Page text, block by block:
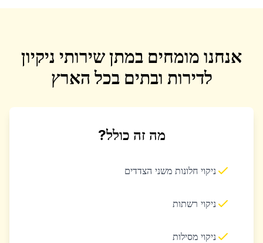
אנחנו מומחים במתן שירותי ניקיון
לדירות ובתים בכל הארץ
מה זה כולל?
ניקוי חלונות משני הצדדים
ניקוי רשתות
ניקוי מסילות